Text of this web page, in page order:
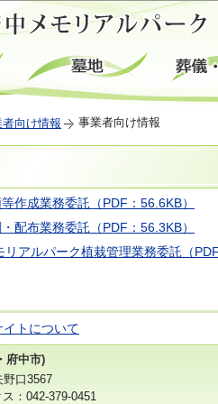
この
者向け情報 事業者向け情報
作成業務委託（PDF：56.6KB）
配布業務委託（PDF：56.3KB）
リアルパーク植栽管理業務委託（
イトについて
府中市)
口3567
：042-379-0451